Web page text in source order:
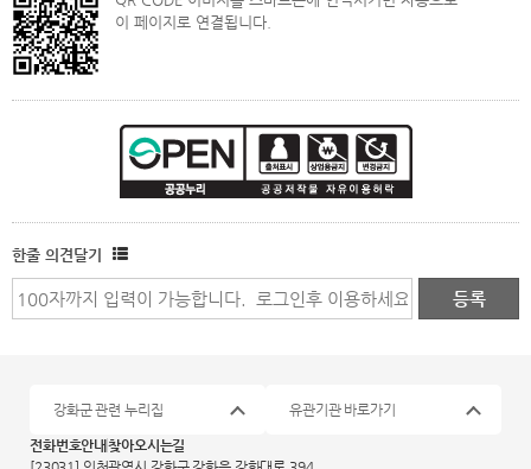
이 페이지로 연결됩니다.
한줄 의견달기
전화번호안내 찾아오시는길
강화군 관련 누리집 유관기관 바로가기